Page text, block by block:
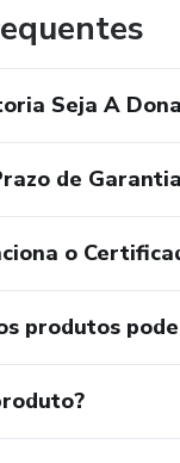
Seja A
de
o
produtos